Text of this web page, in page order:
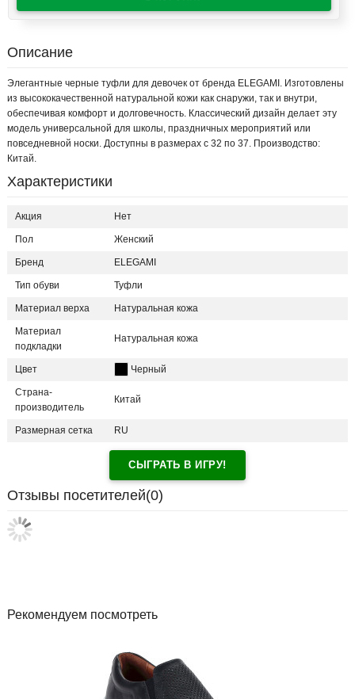
Описание
Элегантные черные туфли для девочек от бренда ELEGAMI. Изготовлены
из высококачественной натуральной кожи как снаружи, так и внутри,
обеспечивая комфорт и долговечность. Классический дизайн делает эту
модель универсальной для школы, праздничных мероприятий или
повседневной носки. Доступны в размерах с 32 по 37. Производство:
Китай.
Характеристики
Акция Нет
Пол Женский
Бренд ELEGAMI
Тип обуви Туфли
Материал верха Натуральная кожа
Материал
подкладки
Натуральная кожа
Цвет Черный
Страна-
производитель
Китай
Размерная сетка RU
СЫГРАТЬ В ИГРУ!
Отзывы посетителей(0)
Рекомендуем посмотреть